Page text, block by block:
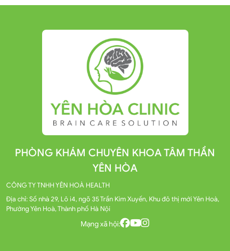
PHÒNG KHÁM CHUYÊN KHOA TÂM THẦN
YÊN HÒA
CÔNG TY TNHH YÊN HOÀ HEALTH
Địa chỉ: Số nhà 29, Lô i4, ngõ 35 Trần Kim Xuyến, Khu đô thị mới Yên Hoà,
Phường Yên Hoà, Thành phố Hà Nội
Mạng xã hội: